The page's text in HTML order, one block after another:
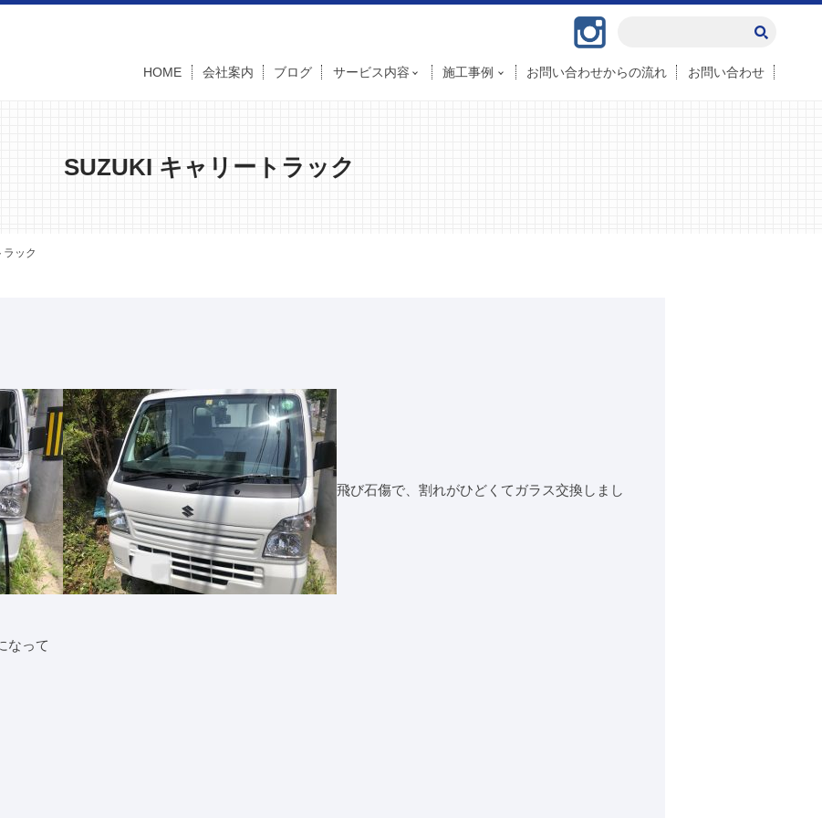
HOME 会社案内 ブログ サービス内容 施工事例 お問い合わせからの流れ お問い合わせ
SUZUKI キャリートラック
ック
飛び石傷で、割れがひどくてガラス交換しまし
なって